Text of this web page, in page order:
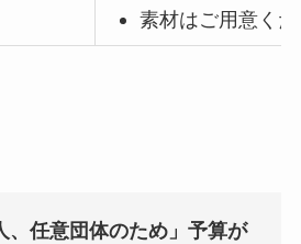
素材はご用意く
、任意団体のため」予算が